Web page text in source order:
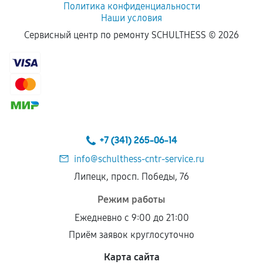
Политика конфиденциальности
Наши условия
Сервисный центр по ремонту SCHULTHESS © 2026
+7 (341) 265-06-14
info@schulthess-cntr-service.ru
Липецк, просп. Победы, 76
Режим работы
Ежедневно с 9:00 до 21:00
Приём заявок круглосуточно
Карта сайта